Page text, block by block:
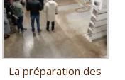
La préparation des